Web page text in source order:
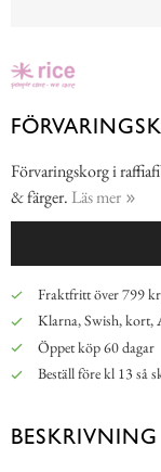
Förvaringskorg i
& färger. Läs mer
Fraktfritt över 799
Klarna, Swish, kort,
Öppet köp 60 dagar
Beställ före kl 13 så
BESKRIVNING